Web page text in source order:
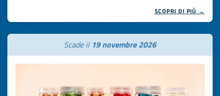
SCOPRI DI PIÙ →
Scade il 19 novembre 2026